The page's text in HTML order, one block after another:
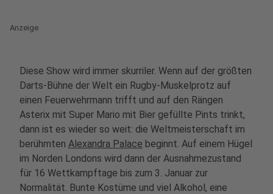
Anzeige
Diese Show wird immer skurriler. Wenn auf der größten
Darts-Bühne der Welt ein Rugby-Muskelprotz auf
einen Feuerwehrmann trifft und auf den Rängen
Asterix mit Super Mario mit Bier gefüllte Pints trinkt,
dann ist es wieder so weit: die Weltmeisterschaft im
berühmten Alexandra Palace beginnt. Auf einem Hügel
im Norden Londons wird dann der Ausnahmezustand
für 16 Wettkampftage bis zum 3. Januar zur
Normalität. Bunte Kostüme und viel Alkohol, eine